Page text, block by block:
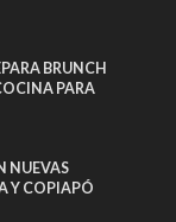
BRUNCH
PARA
NUEVAS
Y COPIAPÓ